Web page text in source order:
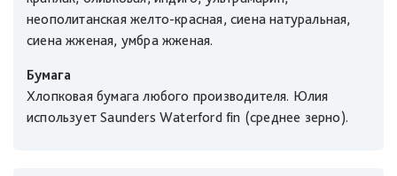
неополитанская желто-красная, сиена натуральная,
сиена жженая, умбра жженая.
Бумага
Хлопковая бумага любого производителя. Юлия
использует Saunders Waterford fin (среднее зерно).